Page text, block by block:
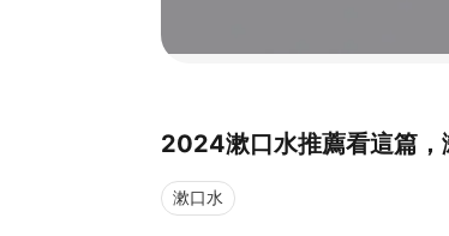
2024漱口水推薦看這篇，
漱口水